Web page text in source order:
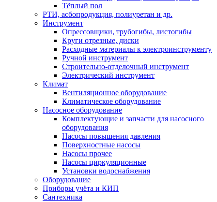
Тёплый пол
РТИ, асбопродукция, полиуретан и др.
Инструмент
Опрессовщики, трубогибы, листогибы
Круги отрезные, диски
Расходные материалы к электроинструменту
Ручной инструмент
Строительно-отделочный инструмент
Электрический инструмент
Климат
Вентиляционное оборудование
Климатическое оборудование
Насосное оборудование
Комплектующие и запчасти для насосного
оборудования
Насосы повышения давления
Поверхностные насосы
Насосы прочее
Насосы циркуляционные
Установки водоснабжения
Оборудование
Приборы учёта и КИП
Сантехника